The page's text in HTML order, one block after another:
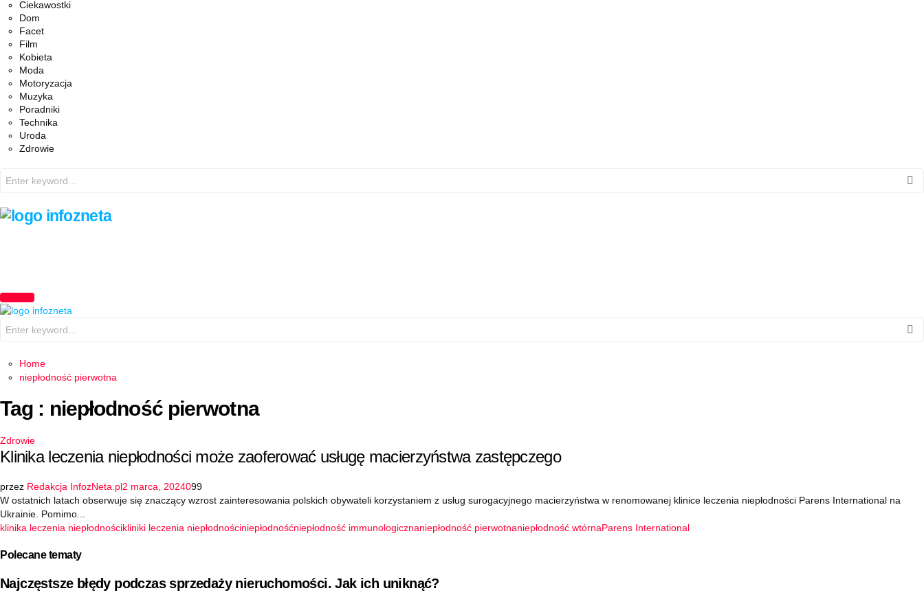
Ciekawostki
Dom
Facet
Film
Kobieta
Moda
Motoryzacja
Muzyka
Poradniki
Technika
Uroda
Zdrowie
for:
PRIMARY
MENU
for:
Home
niepłodność pierwotna
Tag : niepłodność pierwotna
Zdrowie
Klinika leczenia niepłodności może zaoferować usługę macierzyństwa zastępczego
przez Redakcja InfozNeta.pl2 marca, 2024099
W ostatnich latach obserwuje się znaczący wzrost zainteresowania polskich obywateli korzystaniem z usług surogacyjnego macierzyństwa w renomowanej klinice leczenia niepłodności Parens International na
Ukrainie. Pomimo...
klinika leczenia niepłodnościkliniki leczenia niepłodnościniepłodnośćniepłodność immunologicznaniepłodność pierwotnaniepłodność wtórnaParens International
Polecane tematy
Najczęstsze błędy podczas sprzedaży nieruchomości. Jak ich uniknąć?